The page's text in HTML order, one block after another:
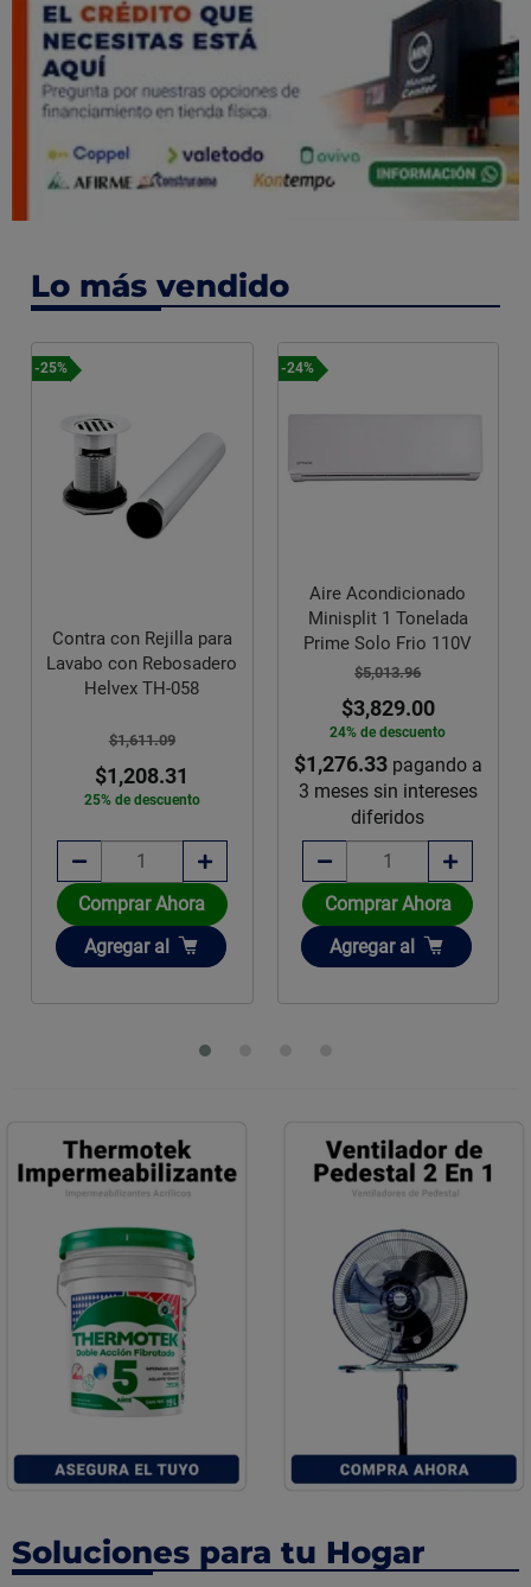
Lo más vendido
-24%
Prime Solo Frio 110V
$5,013.96
24% de descuento
$1,276.33pagando a
3 meses sin intereses
Comprar Ahora
Añadir
Agregar al
-25%
Llave Monomando Para
Fregadero Doble Cabezal
Helvex E-308
$18,462.99
$13,847.24
25% de descuento
$2,307.87pagando a
6 meses sin intereses
diferidos
Comprar Ahora
Añadir
Agregar al
Soluciones para tu Hogar